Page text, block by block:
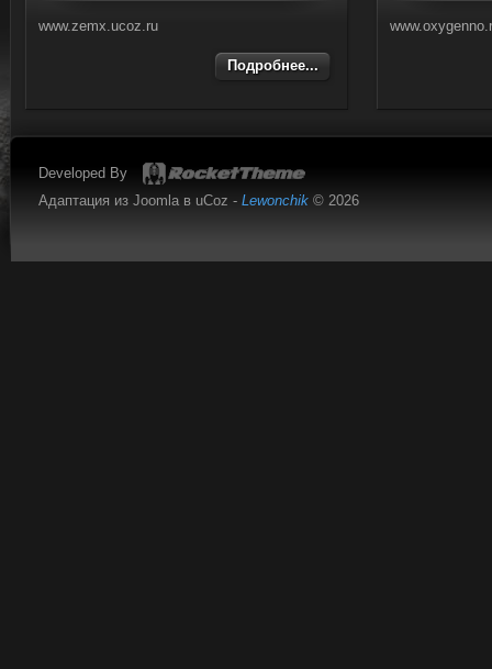
www.zemx.ucoz.ru
Подробнее...
Developed By
Адаптация из Joomla в uCoz - Lewonchik © 2026